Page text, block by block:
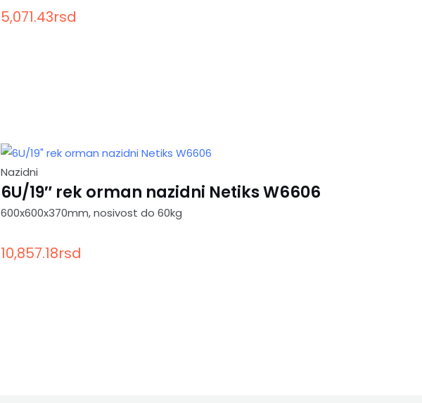
5,071.43rsd
Nazidni
6U/19″ rek orman nazidni Netiks W6606
600x600x370mm, nosivost do 60kg
10,857.18rsd